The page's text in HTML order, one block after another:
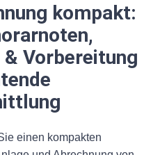
kompakt:
Vorbereitung
einen kompakten